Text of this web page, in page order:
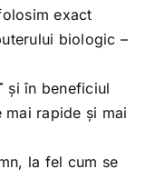
exact
biologic –
și în beneficiul
mai rapide și mai
la fel cum se